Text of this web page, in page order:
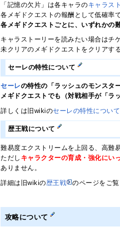
「記憶の欠片」は各キャラのキャラス
各メギドクエストの報酬として低確率
各メギドクエストごとに、いずれかの
キャラストーリーを読みたい場合はチ
未クリアのメギドクエストをクリアす
セーレの特性について
セーレの特性の「ラッシュのモンスタ
メギドクエストでも（対戦相手が「ラ
詳しくは旧wikiのセーレの特性について
歴王戦について
難易度エクストリームを上回る、高難
ただし キャラクターの育成・強化にい
ありません。
詳細は旧wikiの歴王戦 のページをご覧
攻略について